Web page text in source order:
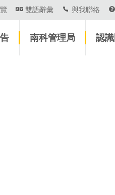
雙語辭彙 與我聯絡
南科管理局 認